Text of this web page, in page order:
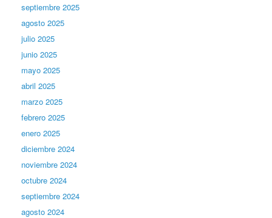
septiembre 2025
agosto 2025
julio 2025
junio 2025
mayo 2025
abril 2025
marzo 2025
febrero 2025
enero 2025
diciembre 2024
noviembre 2024
octubre 2024
septiembre 2024
agosto 2024